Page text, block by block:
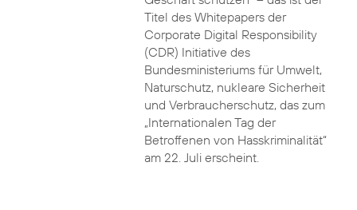
Titel des Whitepapers der
Corporate Digital Responsibility
(CDR) Initiative des
Bundesministeriums für Umwelt,
Naturschutz, nukleare Sicherheit
und Verbraucherschutz, das zum
„Internationalen Tag der
Betroffenen von Hasskriminalität“
am 22. Juli erscheint.